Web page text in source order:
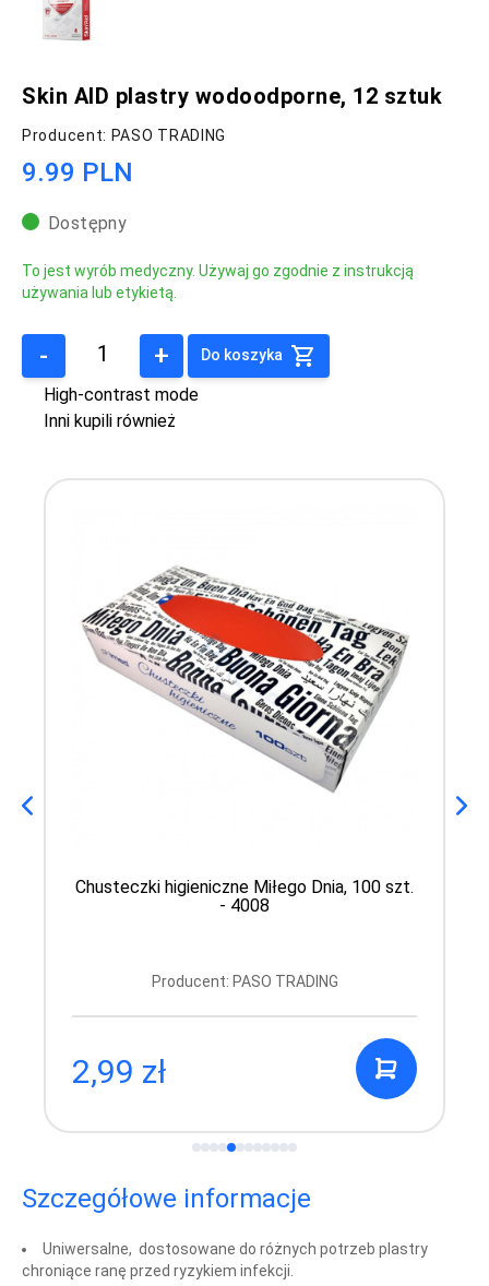
Skin AID plastry wodoodporne, 12 sztuk
Producent: PASO TRADING
9.99 PLN
Dostępny
To jest wyrób medyczny. Używaj go zgodnie z instrukcją
używania lub etykietą.
- + Do koszyka
High-contrast mode
Inni kupili również
Chusteczki higieniczne Miłego Dnia, 100 szt.
- 4008
Producent: PASO TRADING
2,99 zł
Szczegółowe informacje
Uniwersalne, dostosowane do różnych potrzeb plastry
chroniące ranę przed ryzykiem infekcji.